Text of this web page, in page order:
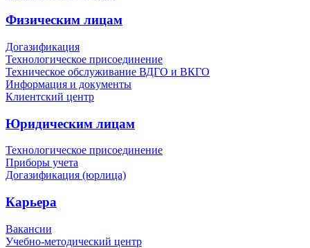
Физическим лицам
Догазификация
Технологическое присоединение
Техническое обслуживание ВДГО и ВКГО
Информация и документы
Клиентский центр
Юридическим лицам
Технологическое присоединение
Приборы учета
Догазификация (юрлица)
Карьера
Вакансии
Учебно-методический центр